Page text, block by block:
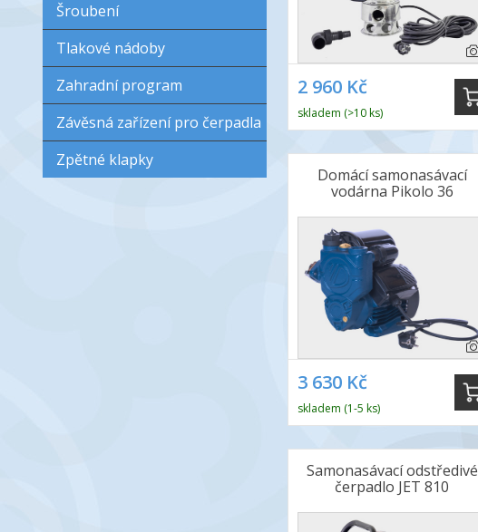
Šroubení
Tlakové nádoby
Zahradní program
Závěsná zařízení pro čerpadla
Zpětné klapky
2 960 Kč
skladem (>10 ks)
Domácí samonasávací
vodárna Pikolo 36
3 630 Kč
skladem (1-5 ks)
Samonasávací odstředivé
čerpadlo JET 810